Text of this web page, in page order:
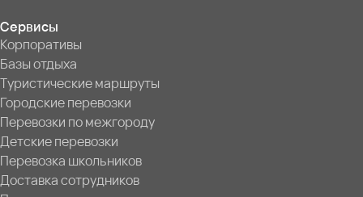
Сервисы
Корпоративы
Базы отдыха
Туристические маршруты
Городские перевозки
Перевозки по межгороду
Детские перевозки
Перевозка школьников
Доставка сотрудников